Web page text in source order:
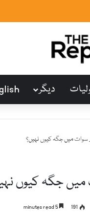
دیگر
سوات میں جگہ کیوں نہیں؟
جگہ کیوں
191
5 minutes read